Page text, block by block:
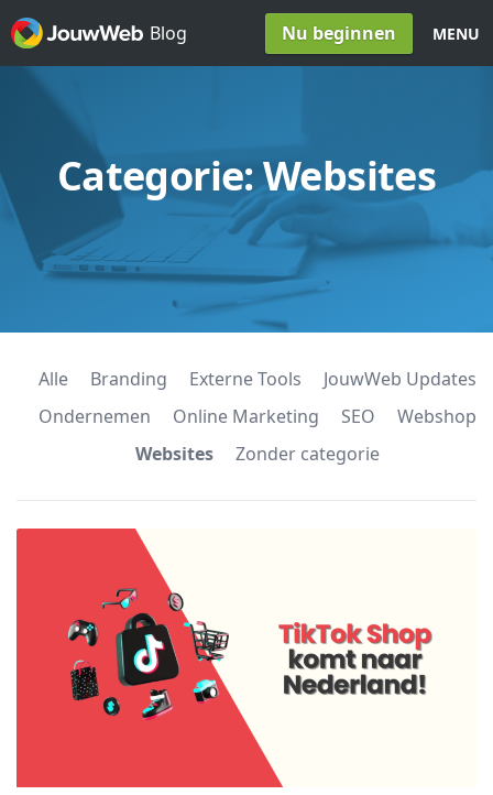
Spring naar inhoud
Blog
Nu beginnen MENU
Categorie:Websites
Alle Branding Externe Tools
JouwWeb Updates
Ondernemen
Online Marketing SEO
Webshop
Websites
Zonder categorie